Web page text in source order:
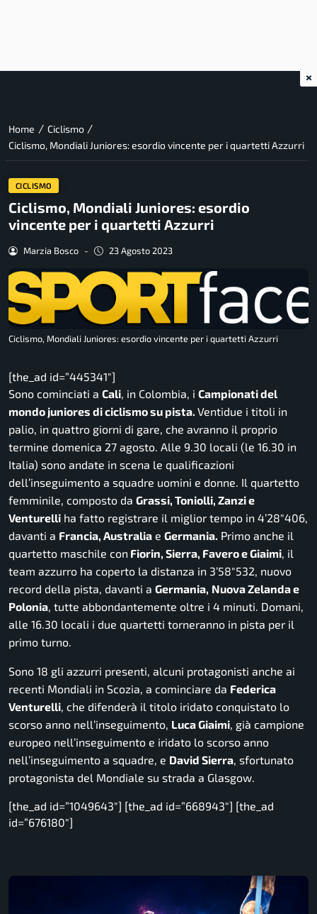
Home / Ciclismo /
Ciclismo, Mondiali Juniores: esordio vincente per i quartetti Azzurri
CICLISMO
Ciclismo, Mondiali Juniores: esordio
vincente per i quartetti Azzurri
Marzia Bosco - 23 Agosto 2023
Ciclismo, Mondiali Juniores: esordio vincente per i quartetti Azzurri
[the_ad id=”445341″]
Sono cominciati a Cali , in Colombia, i Campionati del
mondo juniores di ciclismo su pista. Ventidue i titoli in
palio, in quattro giorni di gare, che avranno il proprio
termine domenica 27 agosto. Alle 9.30 locali (le 16.30 in
Italia) sono andate in scena le qualificazioni
dell’inseguimento a squadre uomini e donne. Il quartetto
femminile, composto da Grassi, Toniolli, Zanzi e
Venturelli ha fatto registrare il miglior tempo in 4’28″406,
davanti a Francia, Australia e Germania. Primo anche il
quartetto maschile con Fiorin, Sierra, Favero e Giaimi , il
team azzurro ha coperto la distanza in 3’58″532, nuovo
record della pista, davanti a Germania, Nuova Zelanda e
Polonia , tutte abbondantemente oltre i 4 minuti. Domani,
alle 16.30 locali i due quartetti torneranno in pista per il
primo turno.
Sono 18 gli azzurri presenti, alcuni protagonisti anche ai
recenti Mondiali in Scozia, a cominciare da Federica
Venturelli , che difenderà il titolo iridato conquistato lo
scorso anno nell’inseguimento, Luca Giaimi , già campione
europeo nell’inseguimento e iridato lo scorso anno
nell’inseguimento a squadre, e David Sierra , sfortunato
protagonista del Mondiale su strada a Glasgow.
[the_ad id=”1049643″] [the_ad id=”668943″] [the_ad
id=”676180″]
×